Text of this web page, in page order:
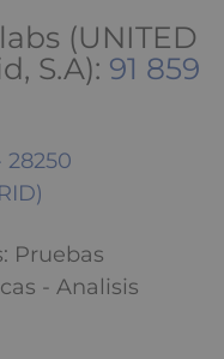
(UNITED
S.A): 91 859
28250
Pruebas
- Analisis